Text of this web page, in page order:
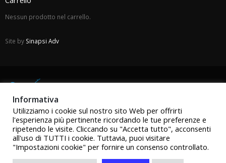
Nessun prodotto nel carrello.
Site by Sinapsi Adv
Informativa
Utilizziamo i cookie sul nostro sito Web per offrirti
l'esperienza più pertinente ricordando le tue preferenze e
ripetendo le visite. Cliccando su "Accetta tutto", acconsenti
all'uso di TUTTI i cookie. Tuttavia, puoi visitare
"Impostazioni cookie" per fornire un consenso controllato.